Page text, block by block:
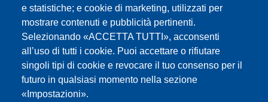
e statistiche; e cookie di marketing, utilizzati per
mostrare contenuti e pubblicità pertinenti.
Selezionando «ACCETTA TUTTI», acconsenti
all’uso di tutti i cookie. Puoi accettare o rifiutare
singoli tipi di cookie e revocare il tuo consenso per il
futuro in qualsiasi momento nella sezione
«Impostazioni».
Concorso
Delibera Beschluss 1198/2016 Nuove
classi di concorso - neue
Wettbewerbsklassen